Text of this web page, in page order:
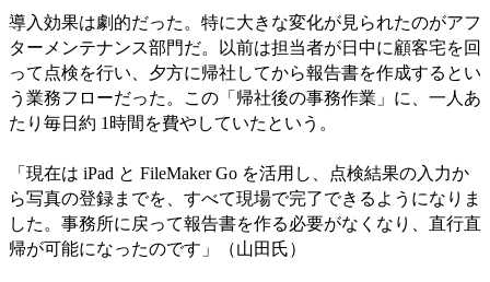
導入効果は劇的だった。特に大きな変化が見られたのがアフ
ターメンテナンス部門だ。以前は担当者が日中に顧客宅を回
って点検を行い、夕方に帰社してから報告書を作成するとい
う業務フローだった。この「帰社後の事務作業」に、一人あ
たり毎日約 1時間を費やしていたという。
「現在は iPad と FileMaker Go を活用し、点検結果の入力か
ら写真の登録までを、すべて現場で完了できるようになりま
した。事務所に戻って報告書を作る必要がなくなり、直行直
帰が可能になったのです」（山田氏）